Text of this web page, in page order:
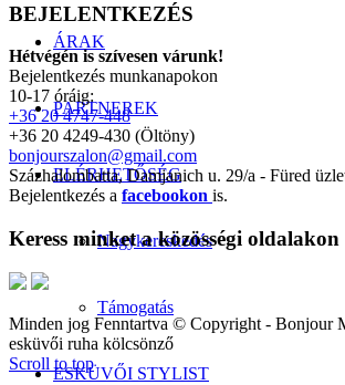
ÁRAK
PARTNEREK
ELÉRHETŐSÉG
Nagykereskedés
Támogatás
ESKÜVŐI STYLIST
BEJELENTKEZÉS
Hétvégén is szívesen várunk!
Bejelentkezés munkanapokon
10-17 óráig:
+36 20 4747-448
+36 20 4249-430 (Öltöny)
bonjourszalon@gmail.com
Százhalombatta, Damjanich u. 29/a - Füred
Bejelentkezés a facebookon is.
Keress minket a közösségi oldalakon
Minden jog Fenntartva © Copyright - Bonjour
esküvői ruha kölcsönző
Scroll to top